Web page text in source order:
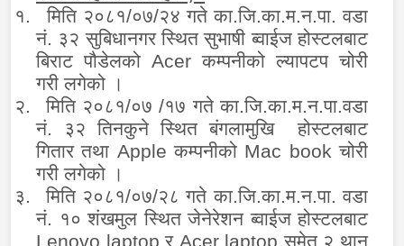
१.
मिति २०८१/०७/२४ गते का.जि.का.म.न.पा. वडा
नं. ३२ सुबिधानगर स्थित सुभाषी ब्वाईज होस्टलबाट
बिराट पौडेलको Acerकम्पनीको ल्यापटप चोरी
गरी लगेको ।
२.
मिति २०८१/०७ /१७ गते का.जि.का.म.न.पा.वडा
नं. ३२ तिनकुने स्थित बंगलामुखि होस्टलबाट
गितार तथा Appleकम्पनीको Mac bookचोरी
गरी लगेको ।
३.
मिति २०८१/०७/२८ गते का.जि.का.म.न.पा. वडा
नं. १० शंखमुल स्थित जेनेरेशन ब्वाईज होस्टलबाट